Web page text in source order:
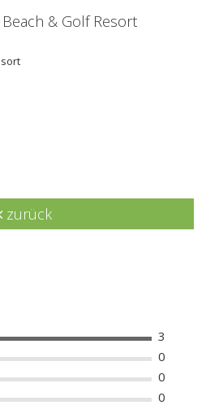
& Golf Resort
zurück
3
0
0
0